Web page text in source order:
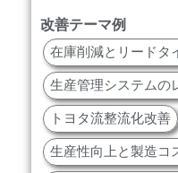
改善テーマ例
在庫削減とリードタ
生産管理システムの
トヨタ流整流化改善
生産性向上と製造コ